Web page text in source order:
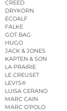
CREED
DRYKORN
ECOALF
FALKE
GOT BAG
HUGO
JACK & JONES
KAPTEN & SON
LA PRAIRIE
LE CREUSET
LEVI’S®
LUISA CERANO
MARC CAIN
MARC O’POLO